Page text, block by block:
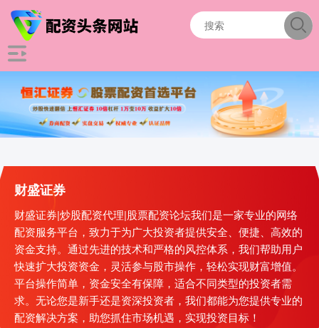
财盛证券
财盛证券|炒股配资代理|股票配资论坛我们是一家专业的网络
配资服务平台，致力于为广大投资者提供安全、便捷、高效的
资金支持。通过先进的技术和严格的风控体系，我们帮助用户
快速扩大投资资金，灵活参与股市操作，轻松实现财富增值。
平台操作简单，资金安全有保障，适合不同类型的投资者需
求。无论您是新手还是资深投资者，我们都能为您提供专业的
配资解决方案，助您抓住市场机遇，实现投资目标！